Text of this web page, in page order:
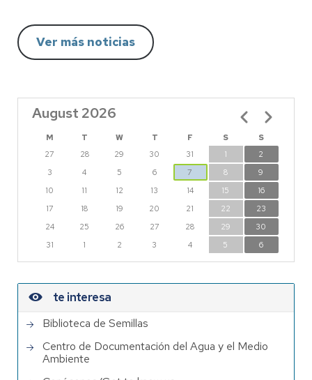
Ver más noticias
August 2026
M T W T F S
S
27
28 29 30 31 1
2
3
4 5 6 7 8
9
10
11 12 13 14 15
16
17
18 19 20 21 22
23
24
25 26 27 28 29
30
31
1 2 3 4 5 6
Pagination
te interesa
Biblioteca de Semillas
Centro de Documentación del Agua y el Medio
Ambiente